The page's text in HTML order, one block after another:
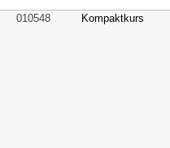
010548 Kompaktkurs